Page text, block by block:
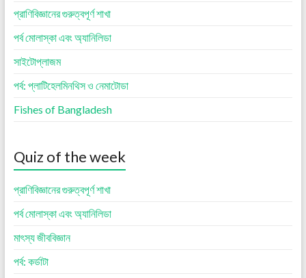
প্রাণিবিজ্ঞানের গুরুত্বপূর্ণ শাখা
পর্ব মোলাস্কা এবং অ্যানিলিডা
সাইটোপ্লাজম
পর্ব: প্লাটিহেলমিনথিস ও নেমাটোডা
Fishes of Bangladesh
Quiz of the week
প্রাণিবিজ্ঞানের গুরুত্বপূর্ণ শাখা
পর্ব মোলাস্কা এবং অ্যানিলিডা
মাৎস্য জীববিজ্ঞান
পর্ব: কর্ডাটা